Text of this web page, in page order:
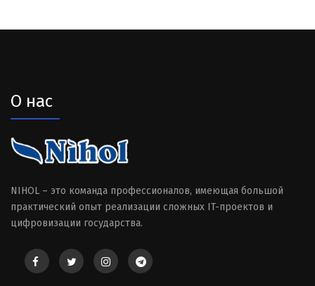
О нас
NIHOL – это команда профессионалов, имеющая большой
практический опыт реализации сложных IT-проектов и
цифровизации государства.